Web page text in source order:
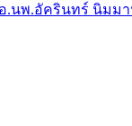
อ.นพ.อัครินทร์ นิมม